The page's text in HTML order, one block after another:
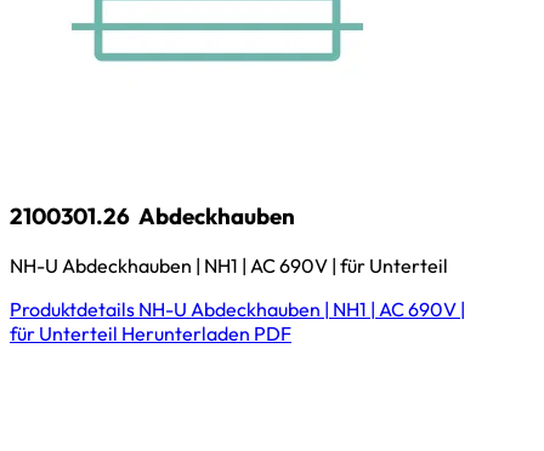
2100301.26 Abdeckhauben
NH-U Abdeckhauben | NH1 | AC 690V | für Unterteil
Produktdetails NH-U Abdeckhauben | NH1 | AC 690V |
für Unterteil Herunterladen PDF